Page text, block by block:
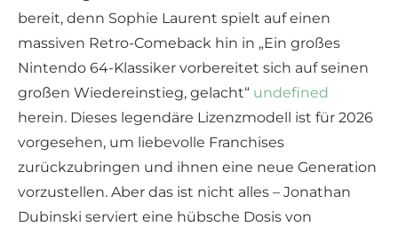
bereit, denn Sophie Laurent spielt auf einen
massiven Retro-Comeback hin in „Ein großes
Nintendo 64-Klassiker vorbereitet sich auf seinen
großen Wiedereinstieg, gelacht“ undefined
herein. Dieses legendäre Lizenzmodell ist für 2026
vorgesehen, um liebevolle Franchises
zurückzubringen und ihnen eine neue Generation
vorzustellen. Aber das ist nicht alles – Jonathan
Dubinski serviert eine hübsche Dosis von